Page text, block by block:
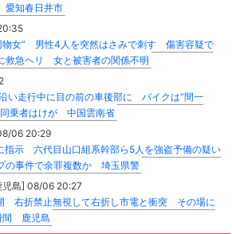
愛知春日井市
物女” 男性4人を突然はさみで刺す 傷害容疑で
救急ヘリ 女と被害者の関係不明
い走行中に目の前の車後部に バイクは“間一
乗者はけが 中国雲南省
06 20:29
指示 六代目山口組系幹部ら5人を強盗予備の疑い
の事件で余罪複数か 埼玉県警
児島] 08/06 20:27
右折禁止無視して右折し市電と衝突 その場に
間 鹿児島